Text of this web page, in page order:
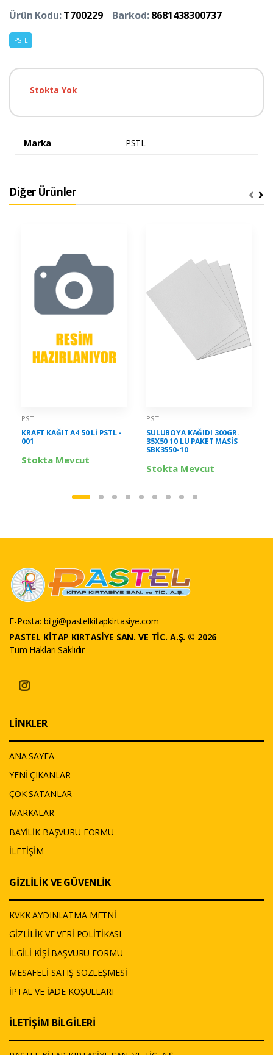
Ürün Kodu:T700229 Barkod:8681438300737
PSTL
Stokta Yok
Marka PSTL
Diğer Ürünler
PSTL
KRAFT KAĞIT A4 50 Lİ PSTL -
001
Stokta Mevcut
PSTL
SULUBOYA KAĞIDI 300GR.
35X50 10 LU PAKET MASİS
SBK3550-10
Stokta Mevcut
E-Posta: bilgi@pastelkitapkirtasiye.com
PASTEL KİTAP KIRTASİYE SAN. VE TİC. A.Ş. © 2026
Tüm Hakları Saklıdır
LİNKLER
ANA SAYFA
YENİ ÇIKANLAR
ÇOK SATANLAR
MARKALAR
BAYİLİK BAŞVURU FORMU
İLETİŞİM
GİZLİLİK VE GÜVENLİK
KVKK AYDINLATMA METNİ
GİZLİLİK VE VERİ POLİTİKASI
İLGİLİ KİŞİ BAŞVURU FORMU
MESAFELİ SATIŞ SÖZLEŞMESİ
İPTAL VE İADE KOŞULLARI
İLETİŞİM BİLGİLERİ